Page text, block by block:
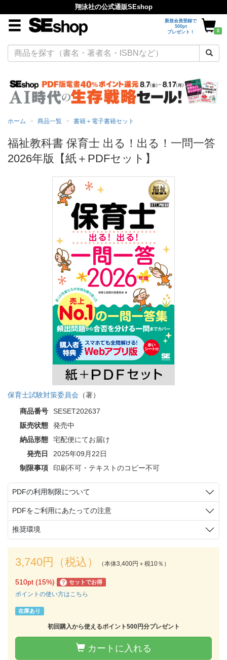
翔泳社の公式通販SEshop
新規会員登録で
500pt
プレゼント！
0
ホーム 商品一覧 書籍＋電子書籍セット
福祉教科書 保育士 出る！出る！一問一答
2026年版【紙＋PDFセット】
保育士試験対策委員会 （著）
商品番号
SESET202637
販売状態
発売中
納品形態
宅配便にてお届け
発売日
2025年09月22日
制限事項
印刷不可・テキストのコピー不可
PDFの利用制限について
PDFをご利用にあたっての注意
推奨環境
3,740円（税込） （本体3,400円＋税10％）
510pt (15%) ? セットでお得
ポイントの使い方はこちら
在庫あり
初回購入から使えるポイント500円分プレゼント
カートに入れる